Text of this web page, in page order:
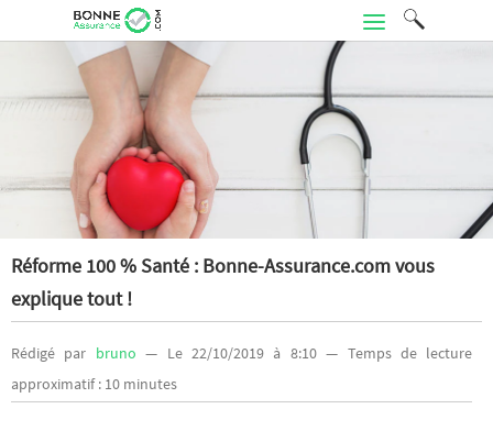
Réforme 100 % Santé : Bonne-Assurance.com vous
explique tout !
Rédigé par bruno — Le 22/10/2019 à 8:10 — Temps de lecture
approximatif : 10 minutes